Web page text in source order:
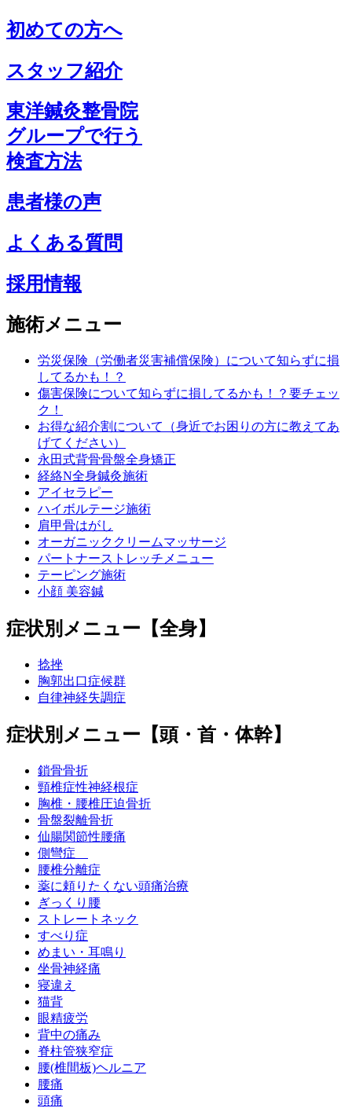
初めての方へ
スタッフ紹介
東洋鍼灸整骨院
グループで行う
検査方法
患者様の声
よくある質問
採用情報
施術メニュー
労災保険（労働者災害補償保険）について知らずに損
してるかも！？
傷害保険について知らずに損してるかも！？要チェッ
ク！
お得な紹介割について（身近でお困りの方に教えてあ
げてください）
永田式背骨骨盤全身矯正
経絡N全身鍼灸施術
アイセラピー
ハイボルテージ施術
肩甲骨はがし
オーガニッククリームマッサージ
パートナーストレッチメニュー
テーピング施術
小顔 美容鍼
症状別メニュー【全身】
捻挫
胸郭出口症候群
自律神経失調症
症状別メニュー【頭・首・体幹】
鎖骨骨折
頸椎症性神経根症
胸椎・腰椎圧迫骨折
骨盤裂離骨折
仙腸関節性腰痛
側彎症
腰椎分離症
薬に頼りたくない頭痛治療
ぎっくり腰
ストレートネック
すべり症
めまい・耳鳴り
坐骨神経痛
寝違え
猫背
眼精疲労
背中の痛み
脊柱管狭窄症
腰(椎間板)ヘルニア
腰痛
頭痛